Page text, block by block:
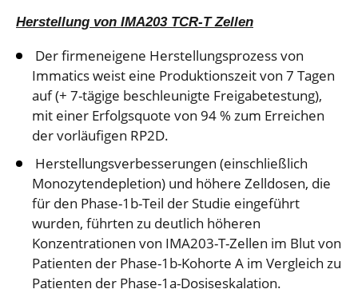
Herstellung von IMA203 TCR-T Zellen
Der firmeneigene Herstellungsprozess von
Immatics weist eine Produktionszeit von 7 Tagen
auf (+ 7-tägige beschleunigte Freigabetestung),
mit einer Erfolgsquote von 94 % zum Erreichen
der vorläufigen RP2D.
Herstellungsverbesserungen (einschließlich
Monozytendepletion) und höhere Zelldosen, die
für den Phase-1b-Teil der Studie eingeführt
wurden, führten zu deutlich höheren
Konzentrationen von IMA203-T-Zellen im Blut von
Patienten der Phase-1b-Kohorte A im Vergleich zu
Patienten der Phase-1a-Dosiseskalation.